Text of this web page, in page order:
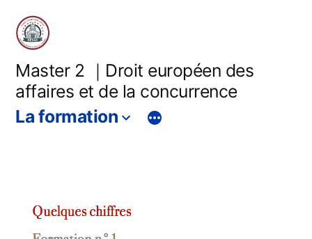
Master 2 ｜Droit européen des
affaires et de la concurrence
La formation